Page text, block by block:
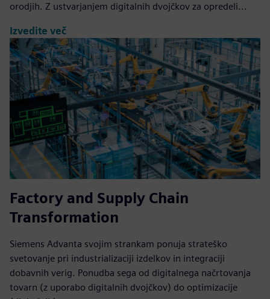
orodjih. Z ustvarjanjem digitalnih dvojčkov za opredeli...
Izvedite več
Factory and Supply Chain
Transformation
Siemens Advanta svojim strankam ponuja strateško
svetovanje pri industrializaciji izdelkov in integraciji
dobavnih verig. Ponudba sega od digitalnega načrtovanja
tovarn (z uporabo digitalnih dvojčkov) do optimizacije